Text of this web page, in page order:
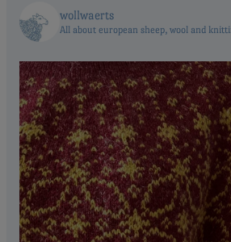
wollwaerts
All about european sheep, wool and